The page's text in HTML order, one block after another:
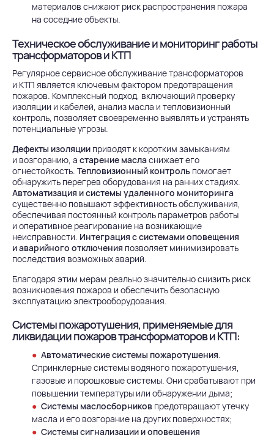
материалов снижают риск распространения пожара
на соседние объекты.
Техническое обслуживание и мониторинг работы
трансформаторов и КТП
Регулярное сервисное обслуживаниетрансформаторов
и КТП является ключевым фактором предотвращения
пожаров. Комплексный подход, включающий проверку
изоляции и кабелей, анализ масла и тепловизионный
контроль, позволяет своевременно выявлять и устранять
потенциальные угрозы.
Дефекты изоляции приводят к коротким замыканиям
и возгоранию, а старение масласнижает его
огнестойкость. Тепловизионный контроль помогает
обнаружить перегрев оборудования на ранних стадиях.
Автоматизация и системы удаленного мониторинга
существенно повышают эффективность обслуживания,
обеспечивая постоянный контроль параметров работы
и оперативное реагирование на возникающие
неисправности. Интеграция с системами оповещения
и аварийного отключения позволяет минимизировать
последствия возможных аварий.
Благодаря этим мерам реально значительно снизить риск
возникновения пожаров и обеспечить безопасную
эксплуатацию электрооборудования.
Системы пожаротушения, применяемые для
ликвидации пожаров трансформаторов и КТП:
Автоматические системы пожаротушения.
Спринклерные системы водяного пожаротушения,
газовые и порошковые системы. Они срабатывают при
повышении температуры или обнаружении дыма;
Системы маслосборников предотвращают утечку
масла и его возгорание на других поверхностях;
Системы сигнализации и оповещения